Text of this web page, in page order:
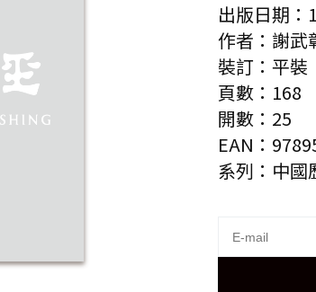
出版日期：
作者：謝武
裝訂：平裝
頁數：168
開數：25
EAN：
系列：中國